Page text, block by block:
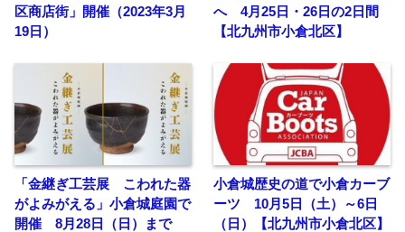
区商店街」開催（2023年3月
19日）
へ 4月25日・26日の2日間
【北九州市小倉北区】
「金継ぎ工芸展 こわれた器
がよみがえる」小倉城庭園で
開催 8月28日（日）まで
小倉城歴史の道で小倉カーブ
ーツ 10月5日（土）～6日
（日）【北九州市小倉北区】